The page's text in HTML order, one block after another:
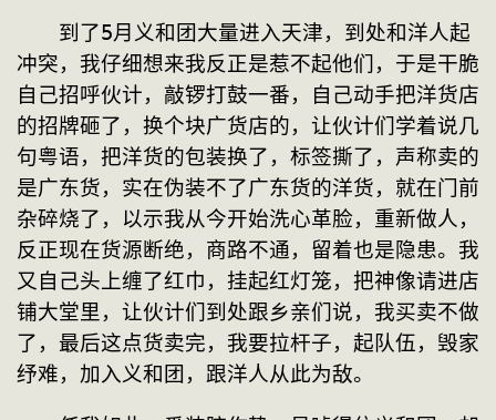
到了5月义和团大量进入天津，到处和洋人起
冲突，我仔细想来我反正是惹不起他们，于是干脆
自己招呼伙计，敲锣打鼓一番，自己动手把洋货店
的招牌砸了，换个块广货店的，让伙计们学着说几
句粤语，把洋货的包装换了，标签撕了，声称卖的
是广东货，实在伪装不了广东货的洋货，就在门前
杂碎烧了，以示我从今开始洗心革脸，重新做人，
反正现在货源断绝，商路不通，留着也是隐患。我
又自己头上缠了红巾，挂起红灯笼，把神像请进店
铺大堂里，让伙计们到处跟乡亲们说，我买卖不做
了，最后这点货卖完，我要拉杆子，起队伍，毁家
纾难，加入义和团，跟洋人从此为敌。